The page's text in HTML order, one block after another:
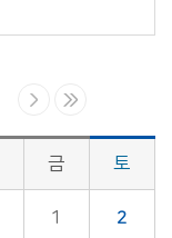
금 토
1 2